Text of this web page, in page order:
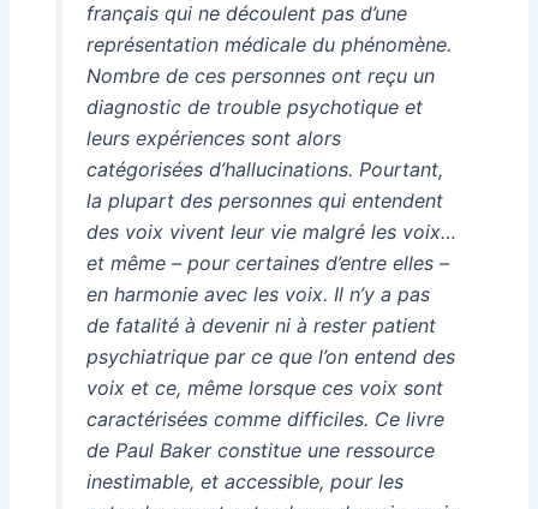
français qui ne découlent pas d’une
représentation médicale du phénomène.
Nombre de ces personnes ont reçu un
diagnostic de trouble psychotique et
leurs expériences sont alors
catégorisées d’hallucinations. Pourtant,
la plupart des personnes qui entendent
des voix vivent leur vie malgré les voix…
et même – pour certaines d’entre elles –
en harmonie avec les voix. Il n’y a pas
de fatalité à devenir ni à rester patient
psychiatrique par ce que l’on entend des
voix et ce, même lorsque ces voix sont
caractérisées comme difficiles. Ce livre
de Paul Baker constitue une ressource
inestimable, et accessible, pour les